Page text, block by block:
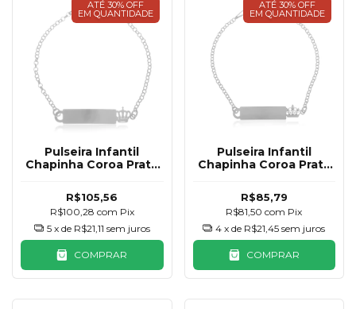
ATÉ 30% OFF
EM QUANTIDADE
Pulseira Infantil
Chapinha Coroa Prata
R$105,56
R$100,28 com Pix
5 x de R$21,11 sem juros
COMPRAR
ATÉ 30% OFF
EM QUANTIDADE
Pulseira Infantil
Chapinha Coroa Prata
R$85,79
R$81,50com Pix
4 x de R$21,45 sem juros
COMPRAR